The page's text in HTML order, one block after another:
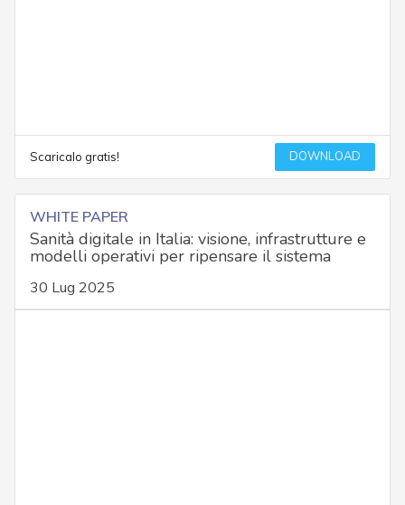
Scaricalo gratis! DOWNLOAD
WHITE PAPER
Sanità digitale in Italia: visione, infrastrutture e
modelli operativi per ripensare il sistema
30 Lug 2025